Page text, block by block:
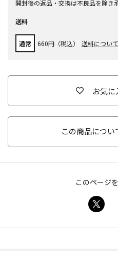
開封後の返品・交換は不良品を除き
送料
通常 660円（税込） 送料について
お気
この商品につい
このページ